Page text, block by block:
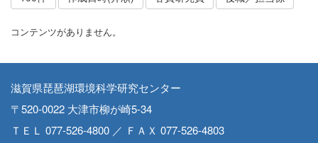
コンテンツがありません。
滋賀県琵琶湖環境科学研究センター
〒520-0022 大津市柳が崎5-34
ＴＥＬ 077-526-4800 ／ ＦＡＸ 077-526-4803